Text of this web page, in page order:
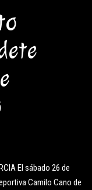
El sábado 26 de
Camilo Cano de